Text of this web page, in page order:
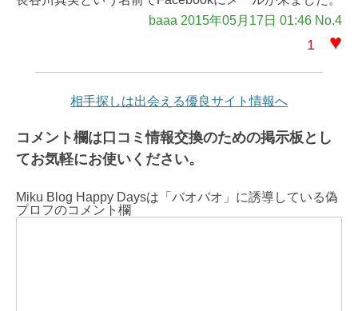
baaa 2015年05月17日 01:46 No.4
1 ♥
相手探しは出会える優良サイト情報へ
コメント欄は口コミ情報交換のための掲示板とし
てお気軽にお使いください。
Miku Blog Happy Daysは「バオバオ」に誘導している偽
プロフのコメント欄